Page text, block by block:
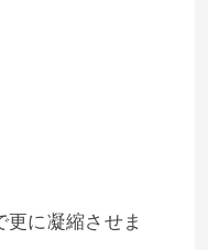
に凝縮させま